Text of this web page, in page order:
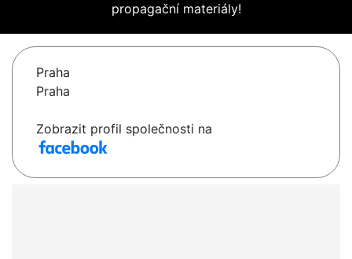
propagační materiály!
Praha
Praha
Zobrazit profil společnosti na